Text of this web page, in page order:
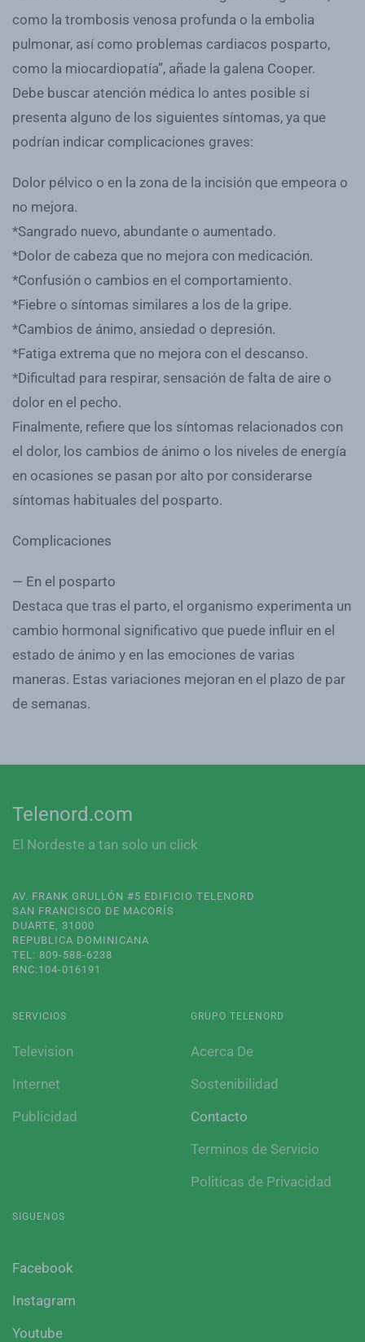
como la trombosis venosa profunda o la embolia
pulmonar, así como problemas cardiacos posparto,
como la miocardiopatía”, añade la galena Cooper.
Debe buscar atención médica lo antes posible si
presenta alguno de los siguientes síntomas, ya que
podrían indicar complicaciones graves:
Dolor pélvico o en la zona de la incisión que empeora o
no mejora.
*Sangrado nuevo, abundante o aumentado.
*Dolor de cabeza que no mejora con medicación.
*Confusión o cambios en el comportamiento.
*Fiebre o síntomas similares a los de la gripe.
*Cambios de ánimo, ansiedad o depresión.
*Fatiga extrema que no mejora con el descanso.
*Dificultad para respirar, sensación de falta de aire o
dolor en el pecho.
Finalmente, refiere que los síntomas relacionados con
el dolor, los cambios de ánimo o los niveles de energía
en ocasiones se pasan por alto por considerarse
síntomas habituales del posparto.
Complicaciones
— En el posparto
Destaca que tras el parto, el organismo experimenta un
cambio hormonal significativo que puede influir en el
estado de ánimo y en las emociones de varias
maneras. Estas variaciones mejoran en el plazo de par
de semanas.
Telenord.com
El Nordeste a tan solo un click
AV. FRANK GRULLÓN #5 EDIFICIO TELENORD
SAN FRANCISCO DE MACORÍS
DUARTE, 31000
REPUBLICA DOMINICANA
TEL: 809-588-6238
RNC:104-016191
SERVICIOS
Television
Internet
Publicidad
GRUPO TELENORD
Acerca De
Sostenibilidad
Contacto
Terminos de Servicio
Politicas de Privacidad
SIGUENOS
Facebook
Instagram
Youtube